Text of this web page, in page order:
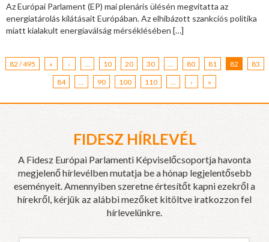
Az Európai Parlament (EP) mai plenáris ülésén megvitatta az
energiatárolás kilátásait Európában. Az elhibázott szankciós politika
miatt kialakult energiaválság mérséklésében […]
82 / 495 « ‹ 10 20 30 80 81 82
83
84
90 100 110 › »
FIDESZ HÍRLEVÉL
A Fidesz Európai Parlamenti Képviselőcsoportja havonta
megjelenő hírlevélben mutatja be a hónap legjelentősebb
eseményeit. Amennyiben szeretne értesítőt kapni ezekről a
hírekről, kérjük az alábbi mezőket kitöltve iratkozzon fel
hírlevelünkre.